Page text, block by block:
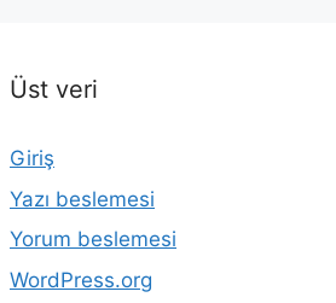
Üst veri
Giriş
Yazı beslemesi
Yorum beslemesi
WordPress.org